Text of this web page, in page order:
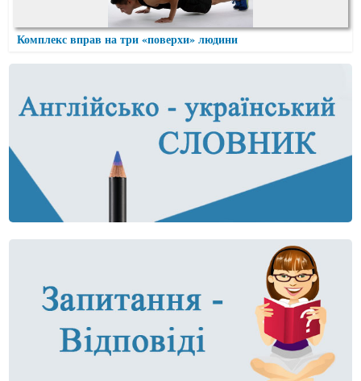
Комплекс вправ на три «поверхи» людини